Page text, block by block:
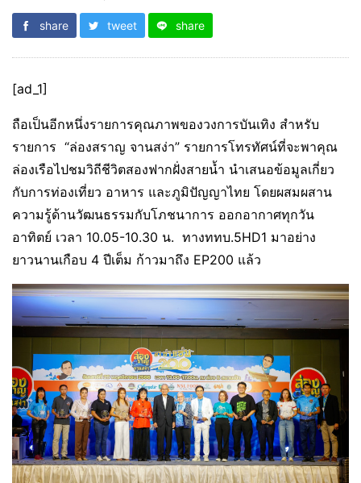
share tweet share
[ad_1]
ถือเป็นอีกหนึ่งรายการคุณภาพของวงการบันเทิง สำหรับ
รายการ “ล่องสราญ จานสง่า” รายการโทรทัศน์ที่จะพาคุณ
ล่องเรือไปชมวิถีชีวิตสองฟากฝั่งสายน้ำ นำเสนอข้อมูลเกี่ยว
กับการท่องเที่ยว อาหาร และภูมิปัญญาไทย โดยผสมผสาน
ความรู้ด้านวัฒนธรรมกับโภชนาการ ออกอากาศทุกวัน
อาทิตย์ เวลา 10.05-10.30 น. ทางททบ.5HD1 มาอย่าง
ยาวนานเกือบ 4 ปีเต็ม ก้าวมาถึง EP200 แล้ว